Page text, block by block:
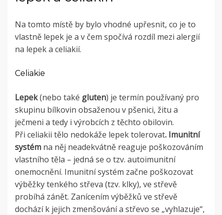
Na tomto místě by bylo vhodné upřesnit, co je to
vlastně lepek je a v čem spočívá rozdíl mezi alergií
na lepek a celiakií.
Celiakie
Lepek(nebo také gluten) je termín používaný pro
skupinu bílkovin obsaženou v pšenici, žitu a
ječmeni a tedy i výrobcích z těchto obilovin.
Při celiakii tělo nedokáže lepek tolerovat. Imunitní
systém na něj neadekvátně reaguje poškozováním
vlastního těla – jedná se o tzv. autoimunitní
onemocnění. Imunitní systém začne poškozovat
výběžky tenkého střeva (tzv. klky), ve střevě
probíhá zánět. Zanícením výběžků ve střevě
dochází k jejich zmenšování a střevo se „vyhlazuje“,